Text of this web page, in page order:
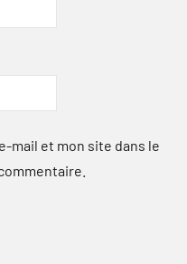
mail et mon site dans le